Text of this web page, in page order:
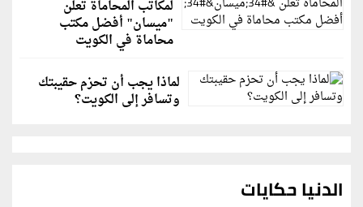
لمكاتب المحاماة تعلن
"ميسان" أفضل مكتب
محاماة في الكويت
لماذا يجب أن تحزم حقيبتك
وتسافر إلى الكويت؟
الدنيا حكايات